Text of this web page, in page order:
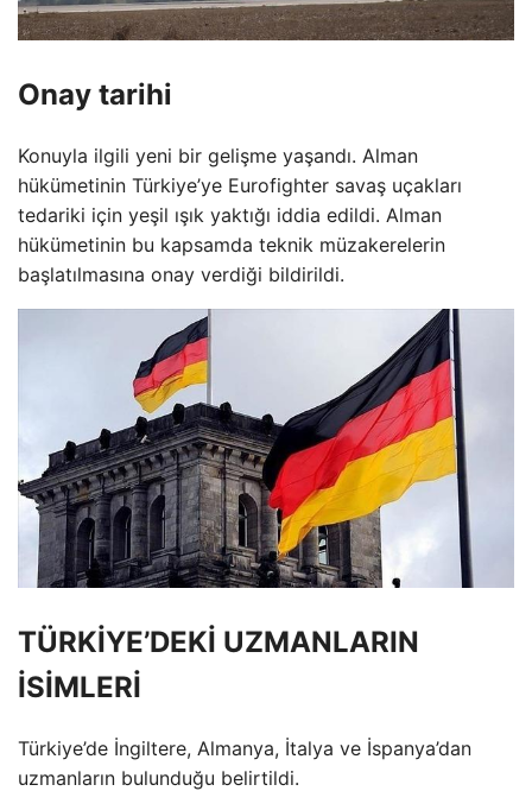
Onay tarihi
Konuyla ilgili yeni bir gelişme yaşandı. Alman
hükümetinin Türkiye’ye Eurofighter savaş uçakları
tedariki için yeşil ışık yaktığı iddia edildi. Alman
hükümetinin bu kapsamda teknik müzakerelerin
başlatılmasına onay verdiği bildirildi.
TÜRKİYE’DEKİ UZMANLARIN
İSİMLERİ
Türkiye’de İngiltere, Almanya, İtalya ve İspanya’dan
uzmanların bulunduğu belirtildi.